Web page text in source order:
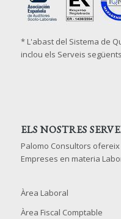
* L'abast del Sistema de
inclou els Serveis
ELS NOSTRES
Palomo Consultors
Empreses en materia
Àrea Laboral
Àrea Fiscal Comptable